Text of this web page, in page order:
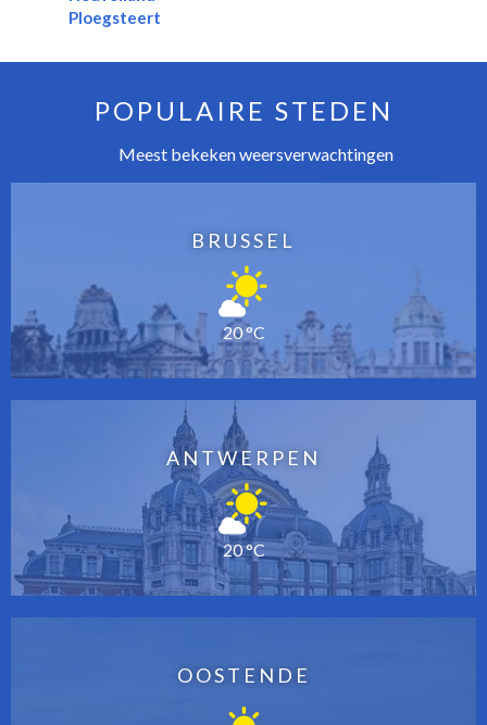
Ploegsteert
POPULAIRE STEDEN
Meest bekeken weersverwachtingen
BRUSSEL
20 °C
ANTWERPEN
20 °C
OOSTENDE